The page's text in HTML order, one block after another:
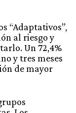
“Adaptativos”,
al riesgo y
Un 72,4%
y tres meses
de mayor